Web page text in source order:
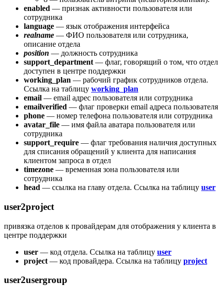
enabled — признак активности пользователя или
сотрудника
language — язык отображения интерфейса
realname — ФИО пользователя или сотрудника,
описание отдела
position — должность сотрудника
support_department — флаг, говорящий о том, что отдел
доступен в центре поддержки
working_plan — рабочий график сотрудников отдела.
Ссылка на таблицу working_plan
email — email адрес пользователя или сотрудника
emailverified — флаг проверки email адреса пользователя
phone — номер телефона пользователя или сотрудника
avatar_file — имя файла аватара пользователя или
сотрудника
support_require — флаг требования наличия доступных
для списания обращений у клиента для написания
клиентом запроса в отдел
timezone — временная зона пользователя или
сотрудника
head — ссылка на главу отдела. Ссылка на таблицу user
user2project
привязка отделов к провайдерам для отображения у клиента в
центре поддержки
user — код отдела. Ссылка на таблицу user
project — код провайдера. Ссылка на таблицу project
user2usergroup